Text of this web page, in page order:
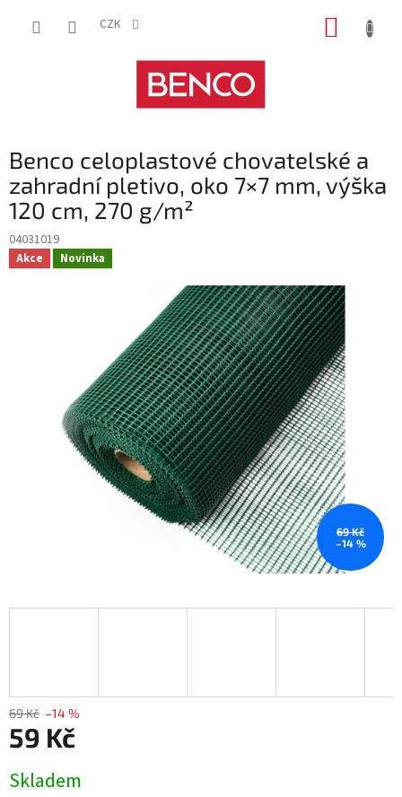
CZK
Benco celoplastové chovatelské a
zahradní pletivo, oko 7×7 mm, výška
120 cm, 270 g/m²
04031019
Akce Novinka
69 Kč
–14 %
69 Kč –14 %
59 Kč
cena:
Skladem